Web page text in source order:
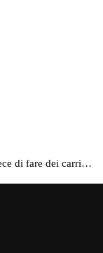
di fare dei carri…